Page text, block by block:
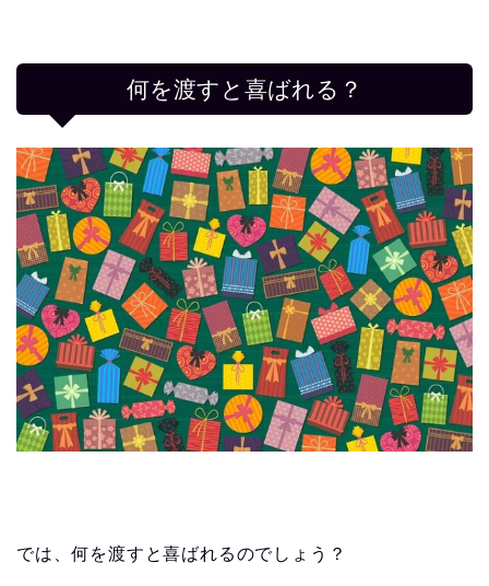
何を渡すと喜ばれる？
では、何を渡すと喜ばれるのでしょう？